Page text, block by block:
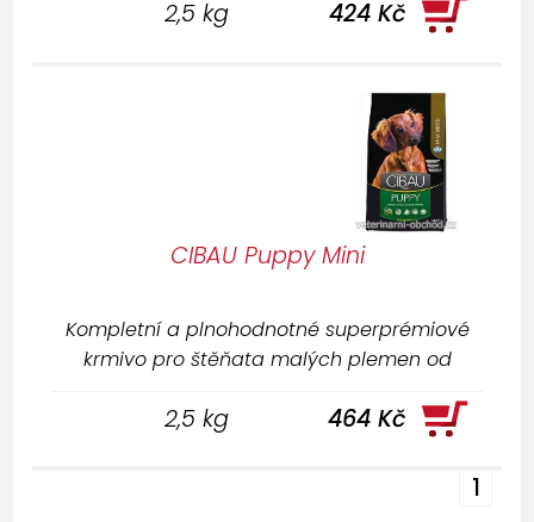
alergiemi.
2,5 kg 424 Kč
CIBAU Puppy Mini
Kompletní a plnohodnotné superprémiové
krmivo pro štěňata malých plemen od
2,5 kg 464 Kč
1